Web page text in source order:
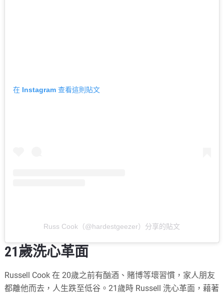
在 Instagram 查看這則貼文
Russ Cook（@hardestgeezer）分享的貼文
21歲洗心革面
Russell Cook 在 20歲之前有酗酒、賭博等壞習慣，家人朋友
都離他而去，人生跌至低谷。21歲時 Russell 洗心革面，藉著